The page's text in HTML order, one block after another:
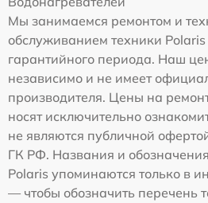
Мы занимаемся ремонтом и
обслуживанием техники Polaris
гарантийного периода. Наш
независимо и не имеет
производителя. Цены на
носят исключительно
не являются публичной
ГК РФ. Названия и
Polaris упоминаются только в
— чтобы обозначить перечень